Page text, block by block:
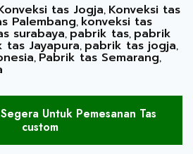
tas Jogja, Konveksi tas
Palembang, konveksi tas
surabaya,pabrik tas, pabrik
tas Jayapura, pabrik tas jogja,
, Pabrik tas Semarang,
Untuk Pemesanan Tas
custom